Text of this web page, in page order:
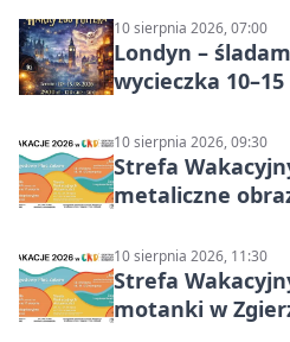
10 sierpnia 2026, 07:00
Londyn –
wycieczka
10 sierpnia 2026, 09:30
Strefa
metaliczne
10 sierpnia 2026, 11:30
Strefa
motanki w